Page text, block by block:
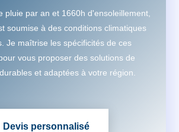
pluie par an et 1660h d'ensoleillement,
soumise à des conditions climatiques
Je maîtrise les spécificités de ces
vous proposer des solutions de
et adaptées à votre région.
Devis personnalisé